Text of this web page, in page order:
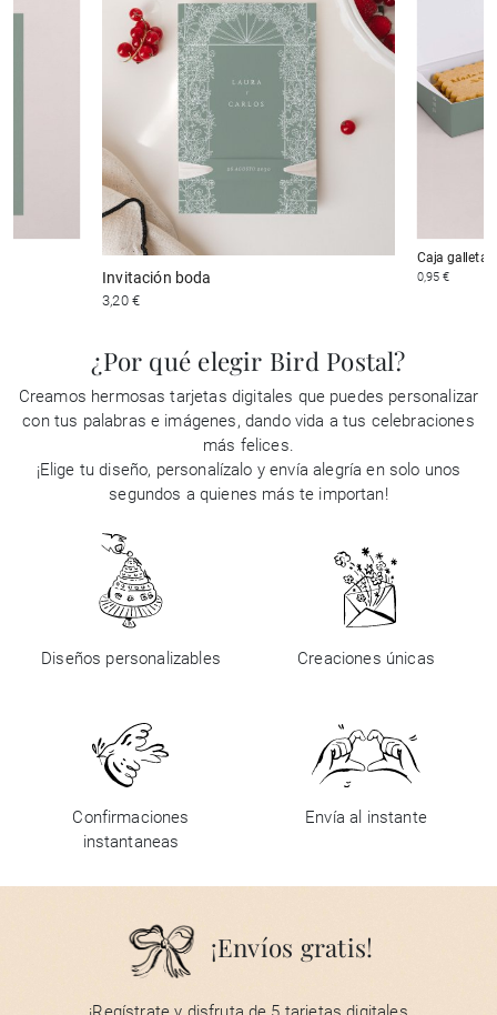
Invitación boda
3,20 €
Caja
0,95 €
¿Por qué elegir Bird Postal?
Creamos hermosas tarjetas digitales que puedes personalizar
con tus palabras e imágenes, dando vida a tus celebraciones
más felices.
¡Elige tu diseño, personalízalo y envía alegría en solo unos
segundos a quienes más te importan!
Diseños personalizables Creaciones únicas
Confirmaciones
instantaneas
Envía al instante
¡Envíos gratis!